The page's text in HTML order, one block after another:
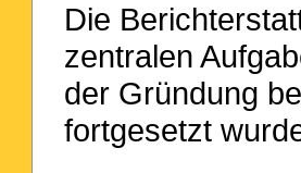
Die
zentralen
der Gründung
fortgesetzt